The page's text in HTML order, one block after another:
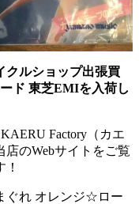
クルショップ出張買
ド 東芝EMIを入荷し
Factory（カエ
のWebサイトをご覧
ぐれ オレンジ☆ロー